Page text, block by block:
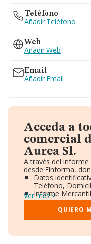
Teléfono
Añadir Teléfono
Web
Añadir Web
Email
Añadir Email
Acceda a
comercial
Aurea Sl.
A través del
desde Einforma,
Datos
Teléfono,
Informe
Gráficos de
Consejo de
Directivos y
Ver más
QUIERO